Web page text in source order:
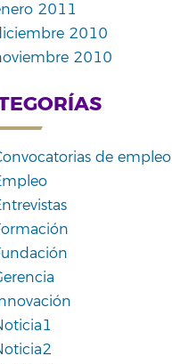
2011
2010
2010
de empleo